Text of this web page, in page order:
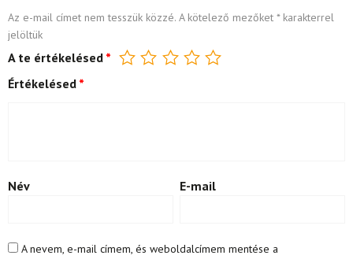
Az e-mail címet nem tesszük közzé. A kötelező mezőket *karakterrel
jelöltük
A te értékelésed *
Értékelésed *
Név E-mail
A nevem, e-mail címem, és weboldalcímem mentése a